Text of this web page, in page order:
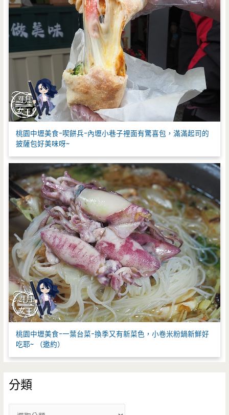
桃園中壢美食-喫餅兵-內壢小巷子裡面有驚喜包，滿滿起司的
披薩包好美味呀~
桃園中壢美食-一葉台菜-換季又有新菜色，小卷米粉鍋新鮮好
吃耶~ （邀約）
分類